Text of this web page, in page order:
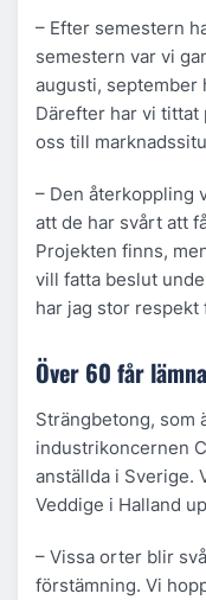
– Efter semestern
semestern var vi
augusti, september
Därefter har vi tittat
oss till
– Den återkoppling
att de har svårt att
Projekten finns,
vill fatta beslut
har jag stor respekt
Över 60 får
Strängbetong, som
industrikoncernen
anställda i Sverige.
Veddige i Halland
– Vissa orter blir
förstämning. Vi